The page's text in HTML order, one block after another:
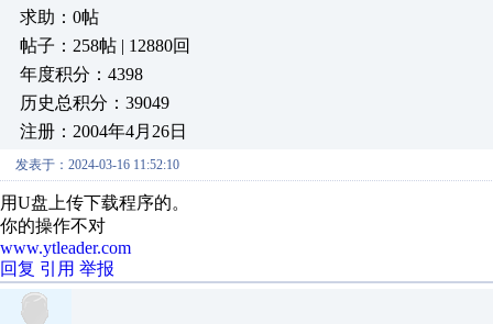
求助：0帖
帖子：258帖 | 12880回
年度积分：4398
历史总积分：39049
注册：2004年4月26日
发表于：2024-03-16 11:52:10
用U盘上传下载程序的。
你的操作不对
www.ytleader.com
回复 引用 举报